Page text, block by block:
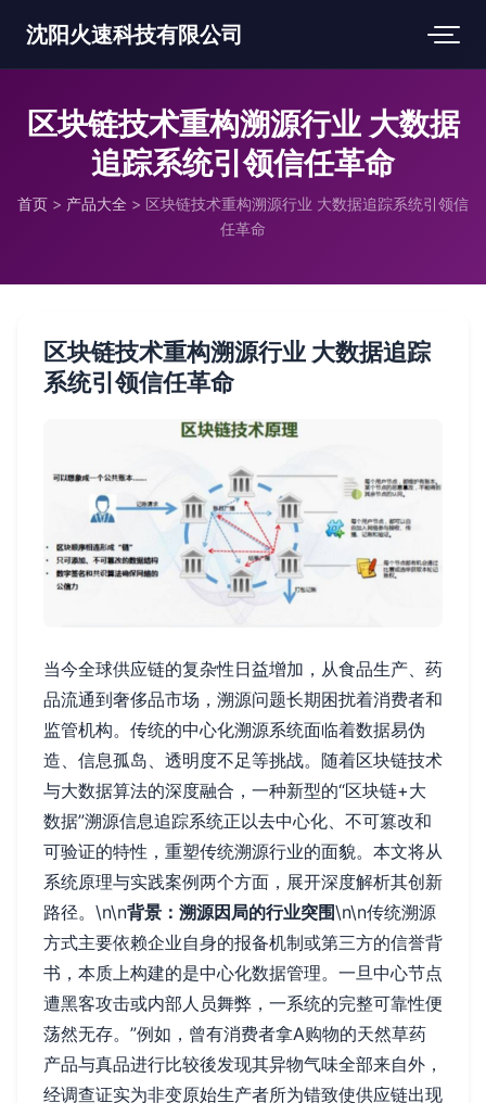
沈阳火速科技有限公司
区块链技术重构溯源行业 大数据
追踪系统引领信任革命
首页 > 产品大全 > 区块链技术重构溯源行业 大数据追踪系统引领信
任革命
区块链技术重构溯源行业 大数据追踪
系统引领信任革命
当今全球供应链的复杂性日益增加，从食品生产、药
品流通到奢侈品市场，溯源问题长期困扰着消费者和
监管机构。传统的中心化溯源系统面临着数据易伪
造、信息孤岛、透明度不足等挑战。随着区块链技术
与大数据算法的深度融合，一种新型的“区块链+大
数据”溯源信息追踪系统正以去中心化、不可篡改和
可验证的特性，重塑传统溯源行业的面貌。本文将从
系统原理与实践案例两个方面，展开深度解析其创新
路径。\n\n背景：溯源因局的行业突围\n\n传统溯源
方式主要依赖企业自身的报备机制或第三方的信誉背
书，本质上构建的是中心化数据管理。一旦中心节点
遭黑客攻击或内部人员舞弊，一系统的完整可靠性便
荡然无存。”例如，曾有消费者拿A购物的天然草药
产品与真品进行比较後发现其异物气味全部来自外，
经调查证实为非变原始生产者所为错致使供应链出现